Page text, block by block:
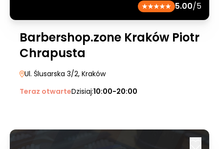
5.00/5
Barbershop.zone Kraków Piotr
Chrapusta
Ul. Ślusarska 3/2, Kraków
Teraz otwarteDzisiaj:10:00-20:00